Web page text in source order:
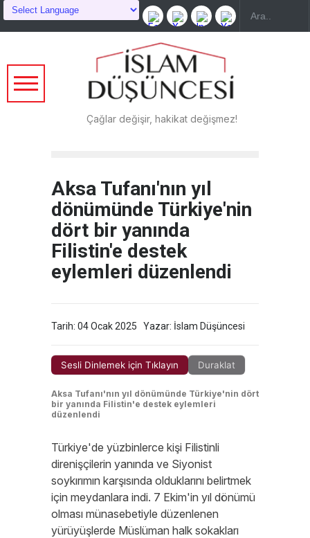
Çağlar değişir, hakikat değişmez!
Aksa Tufanı'nın yıl
dönümünde Türkiye'nin
dört bir yanında
Filistin'e destek
eylemleri düzenlendi
Tarih: 04 Ocak 2025 Yazar: İslam Düşüncesi
Sesli Dinlemek için Tıklayın Duraklat
Aksa Tufanı'nın yıl dönümünde Türkiye'nin dört
bir yanında Filistin'e destek eylemleri
düzenlendi
Türkiye'de yüzbinlerce kişi Filistinli
direnişçilerin yanında ve Siyonist
soykırımın karşısında olduklarını belirtmek
için meydanlara indi. 7 Ekim'in yıl dönümü
olması münasebetiyle düzenlenen
yürüyüşlerde Müslüman halk sokakları